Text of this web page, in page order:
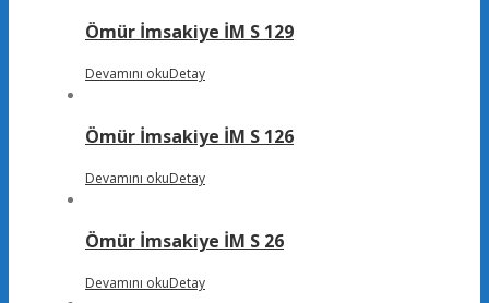
Ömür İmsakiye İM S 129
Devamını okuDetay
Ömür İmsakiye İM S 126
Devamını okuDetay
Ömür İmsakiye İM S 26
Devamını okuDetay